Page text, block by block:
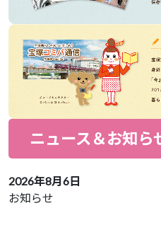
ニュース＆お知ら
2026年8月6日
お知らせ